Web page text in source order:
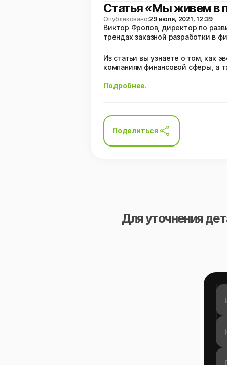
Статья «Мы живем в
Опубликовано:29 июля, 2021, 12:39
Виктор Фролов, директор по
трендах заказной разработки в
Из статьи вы узнаете о том, как
компаниям финансовой сферы, а
Подробнее.
Поделиться
Для уточнения